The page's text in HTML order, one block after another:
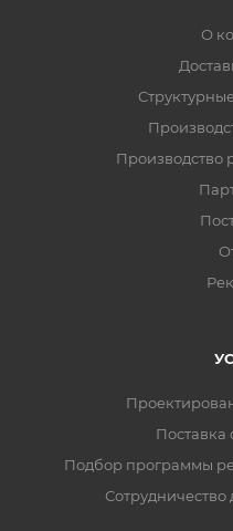
О
Производство
Поставка
Подбор программы